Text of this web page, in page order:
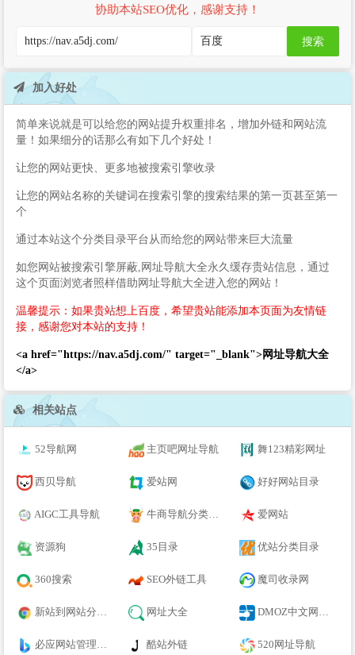
协助本站SEO优化，感谢支持！
搜索
加入好处
简单来说就是可以给您的网站提升权重排名，增加外链和网站流
量！如果细分的话那么有如下几个好处！
让您的网站更快、更多地被搜索引擎收录
让您的网站名称的关键词在搜索引擎的搜索结果的第一页甚至第一
个
通过本站这个分类目录平台从而给您的网站带来巨大流量
如您网站被搜索引擎屏蔽,网址导航大全永久缓存贵站信息，通过
这个页面浏览者照样借助网址导航大全进入您的网站！
温馨提示：如果贵站想上百度，希望贵站能添加本页面为友情链
接，感谢您对本站的支持！
<a href="https://nav.a5dj.com/" target="_blank">网址导航大全
</a>
相关站点
52导航网 主页吧网址导航 舞123精彩网址
西贝导航 爱站网 好好网站目录
AIGC工具导航 牛商导航分类目录 爱网站
资源狗 35目录 优站分类目录
360搜索 SEO外链工具 魔司收录网
新站到网站分类目录 网址大全 DMOZ中文网站目录
必应网站管理员工具 酷站外链 520网址导航